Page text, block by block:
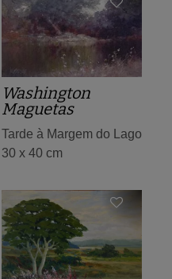
Washington
Maguetas
Tarde à Margem do Lago
30 x 40 cm